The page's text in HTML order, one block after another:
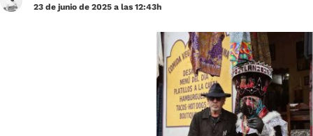
23 de junio de 2025 a las 12:43h